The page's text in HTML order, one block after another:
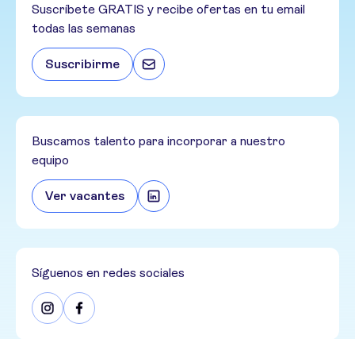
Suscríbete GRATIS y recibe ofertas en tu email
todas las semanas
Suscribirme
Buscamos talento para incorporar a nuestro
equipo
Ver vacantes
Síguenos en redes sociales